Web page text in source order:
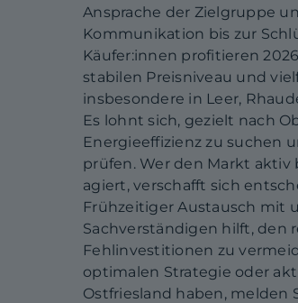
Ansprache der Zielgruppe
Kommunikation bis zur
Käufer:innen profitieren
stabilen Preisniveau und
insbesondere in Leer,
Es lohnt sich, gezielt nach
Energieeffizienz zu suchen
prüfen. Wer den Markt
agiert, verschafft sich
Frühzeitiger Austausch mit
Sachverständigen hilft, den
Fehlinvestitionen zu
optimalen Strategie oder
Ostfriesland haben, melden